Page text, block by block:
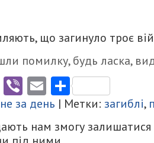
що загинуло троє
помилку, будь ласка,
WhatsApp
ViberEmailПоділитися
за день | Метки: загиблі,
нам змогу